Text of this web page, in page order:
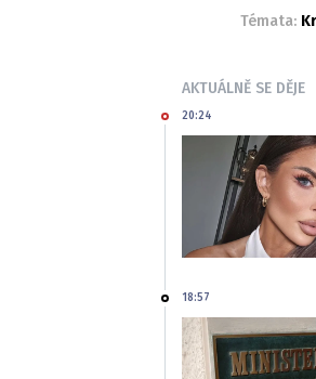
Témata:
AKTUÁLNĚ SE DĚJE
20:24
18:57